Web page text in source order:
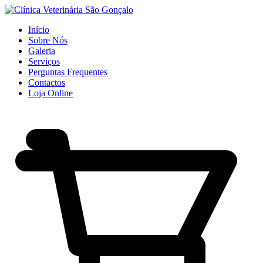
Início
Sobre Nós
Galeria
Serviços
Perguntas Frequentes
Contactos
Loja Online